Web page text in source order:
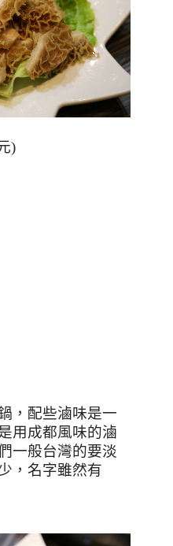
)
，配些滷味是一
用成都風味的滷
一般台灣的要淡
，名字雖然有